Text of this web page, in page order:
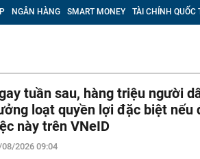
Việt Nam có doanh thu lớn hơn Vingroup,
nhất 100%
gia tâm linh Xuân Trường
ra một tín hiệu quan trọng cho thấy VN-Index sắp
mới
lên cao nhất 2 tháng, chuyên gia nói gì?
mét xuống đáy biển, phát hiện mỏ dầu khí trữ
khơi Việt Nam
NGÂN HÀNG SMART MONEY TÀI CHÍNH QUỐC
tuần sau, hàng triệu người
loạt quyền lợi đặc biệt nếu
này trên VNeID
2026 09:04